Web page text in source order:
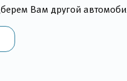
Вам другой